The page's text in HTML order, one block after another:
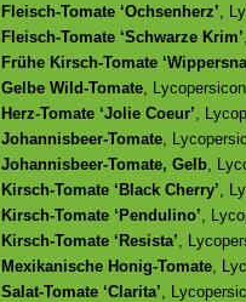
Fleisch-Tomate ‘Ochsenherz’ ,
Fleisch-Tomate ‘Schwarze Krim’
Frühe Kirsch-Tomate
Gelbe Wild-Tomate ,
Herz-Tomate ‘Jolie Coeur’ ,
Johannisbeer-Tomate ,
Johannisbeer-Tomate, Gelb ,
Kirsch-Tomate ‘Black Cherry’ ,
Kirsch-Tomate ‘Pendulino’ ,
Kirsch-Tomate ‘Resista’ ,
Mexikanische Honig-Tomate ,
Salat-Tomate ‘Clarita’ ,